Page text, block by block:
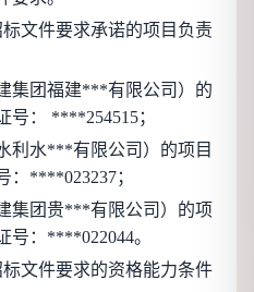
文件要求承诺的项目负责
集团福建***有限公司 ）的
号： ****254515；
利水***有限公司 ）的项目
：****023237；
集团贵***有限公司 ）的项
号：****022044。
文件要求的资格能力条件